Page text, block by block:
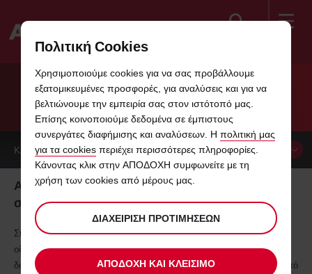
ΕΠΙΠΛΕΟΝ ΟΔΗΓΟΣ
ΚΑΝΤΕ ΚΡΑΤΗΣΗ
Απολαύστε τη διαδρομή σας και από τη θέση του
συνοδηγού.
Στο επόμενο ταξίδι σας μπορείτε να «αφήσετε» το τιμόνι σε άλλον
οδηγό από την παρέα σας, να ξεκουραστείτε και να απολαύσετε τη
διαδρομή σας από τη θέση του συνοδηγού, χωρίς να χάσετε τίποτα από
Πολιτική Cookies
Χρησιμοποιούμε cookies για να σας προβάλλουμε
εξατομικευμένες προσφορές, για αναλύσεις και για να
βελτιώνουμε την εμπειρία σας στον ιστότοπό μας.
Επίσης κοινοποιούμε δεδομένα σε έμπιστους
συνεργάτες διαφήμισης και αναλύσεων. Η πολιτική μας
για τα cookies περιέχει περισσότερες πληροφορίες.
Κάνοντας κλικ στην ΑΠΟΔΟΧΗ συμφωνείτε με τη
χρήση των cookies από μέρους μας.
ΔΙΑΧΕΊΡΙΣΗ ΠΡΟΤΙΜΉΣΕΩΝ
ΑΠΟΔΟΧΗ ΚΑΙ ΚΛΕΙΣΙΜΟ